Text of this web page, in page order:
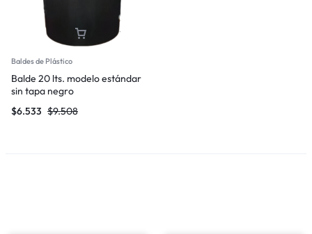
Baldes de Plástico
Balde 20 lts. modelo estándar
sin tapa negro
$9.508
$6.533